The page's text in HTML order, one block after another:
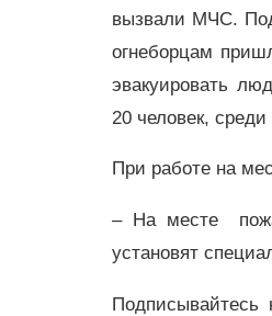
вызвали МЧС.
огнеборцам
эвакуировать
20 человек,
При работе на
– На месте
установят